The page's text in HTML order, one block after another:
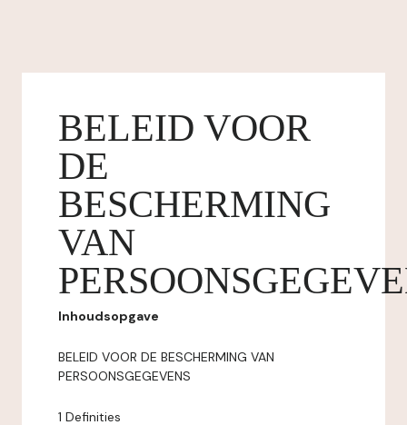
BELEID VOOR
DE
BESCHERMING
VAN
Inhoudsopgave
BELEID VOOR DE BESCHERMING VAN
PERSOONSGEGEVENS
1 Definities